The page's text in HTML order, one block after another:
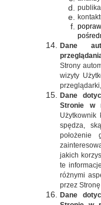
Dane
Strony
wizyty
Dane
Stronie w
Użytkownik
spędza,
położenie
jakich
te
różnymi
przez
Dane